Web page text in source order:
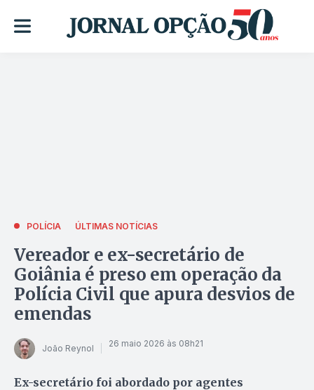
POLÍCIA ÚLTIMAS NOTÍCIAS
Vereador e ex-secretário de
Goiânia é preso em operação da
Polícia Civil que apura desvios de
emendas
João Reynol 26 maio 2026 às 08h21
Ex-secretário foi abordado por agentes